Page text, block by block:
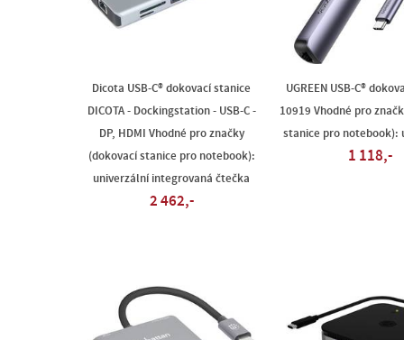
Dicota USB-C® dokovací stanice
DICOTA - Dockingstation - USB-C -
DP, HDMI Vhodné pro značky
(dokovací stanice pro notebook):
univerzální integrovaná čtečka
2 462,-
UGREEN USB-C®
10919 Vhodné pro
stanice pro notebook):
1 118,-